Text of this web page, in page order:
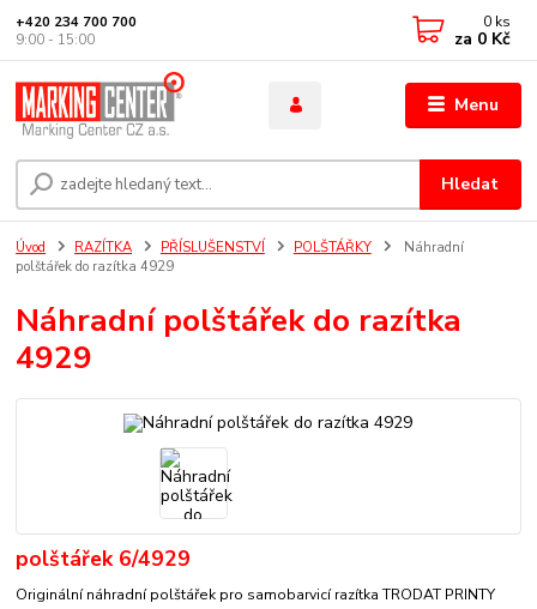
Menu
Hledat
+420 234 700 700
9:00 - 15:00
0 ks
za 0 Kč
Úvod RAZÍTKA PŘÍSLUŠENSTVÍ POLŠTÁŘKY
Náhradní
polštářek do razítka 4929
Náhradní polštářek do razítka
4929
polštářek 6/4929
Originální náhradní polštářek pro samobarvicí razítka TRODAT PRINTY